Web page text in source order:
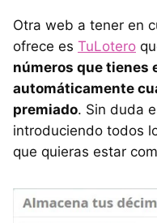
Otra web a tener en
ofrece es TuLotero
números que tienes
automáticamente
premiado. Sin duda
introduciendo todos
que quieras estar